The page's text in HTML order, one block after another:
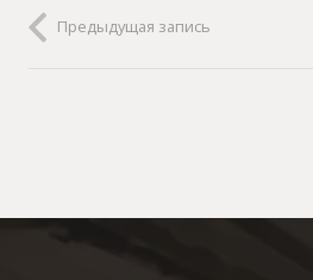
Предыдущая запись